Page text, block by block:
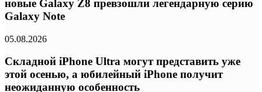
новые Galaxy Z8 превзошли легендарную серию
Galaxy Note
05.08.2026
Складной iPhone Ultra могут представить уже
этой осенью, а юбилейный iPhone получит
неожиданную особенность